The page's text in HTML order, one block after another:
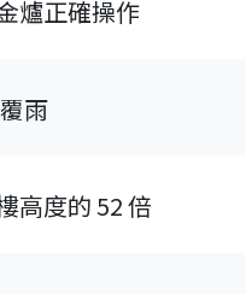
爐正確操作
雨
高度的 52 倍